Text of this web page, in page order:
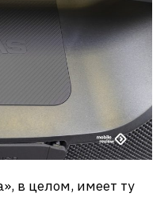
в целом, имеет ту